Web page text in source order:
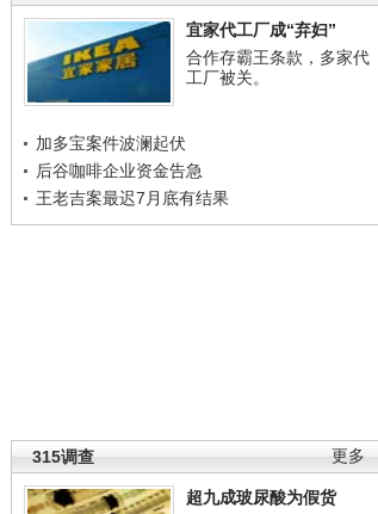
宜家代工厂成“弃妇”
合作存霸王条款，多家代
工厂被关。
加多宝案件波澜起伏
后谷咖啡企业资金告急
王老吉案最迟7月底有结果
更多
315调查
超九成玻尿酸为假货